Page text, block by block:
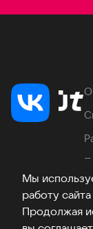
Мы
работу
Продолжая
О